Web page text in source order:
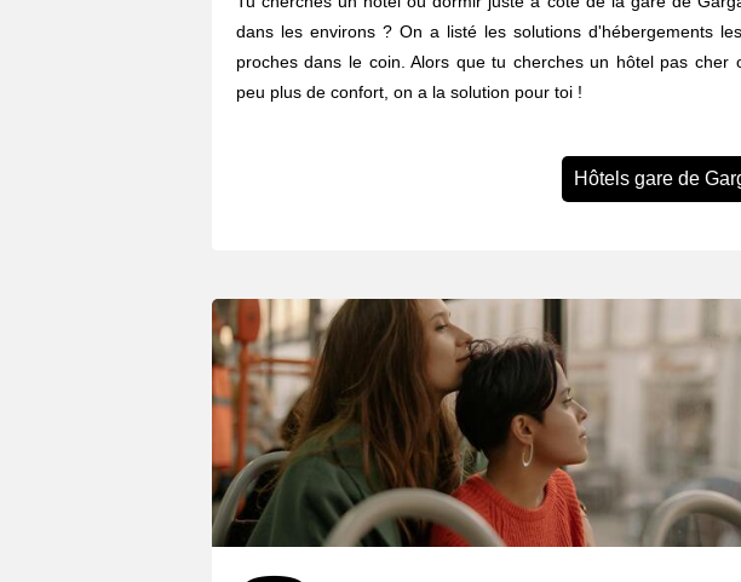
dans les environs ? On a listé les solutions d'hébergements
proches dans le coin. Alors que tu cherches un hôtel pas cher
peu plus de confort, on a la solution pour toi !
Hôtels gare de